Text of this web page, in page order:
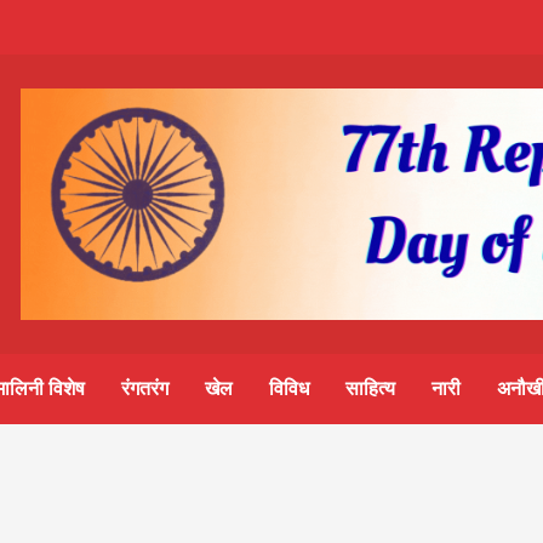
विशेष रंगतरंग खेल विविध साहित्य नारी